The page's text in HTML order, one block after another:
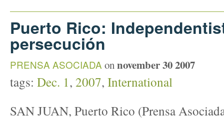
Puerto Rico:
persecución
PRENSA ASOCIADA on november 30 2007
tags: Dec. 1, 2007, International
SAN JUAN, Puerto Rico (Prensa